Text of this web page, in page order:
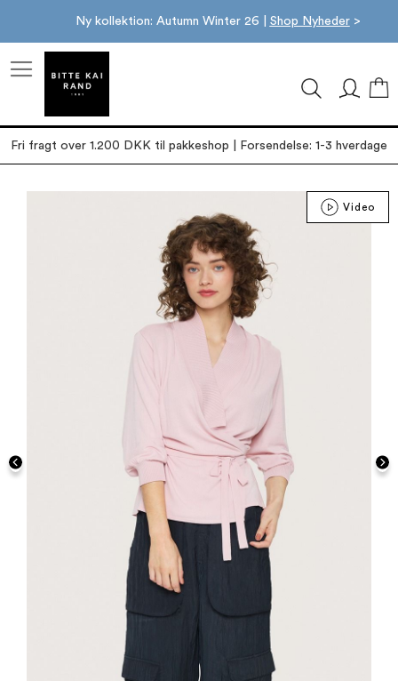
Ny kollektion: Autumn Winter 26 | Shop Nyheder>
Fri fragt over 1.200 DKK til pakkeshop | Forsendelse: 1-3 hverdage
Video